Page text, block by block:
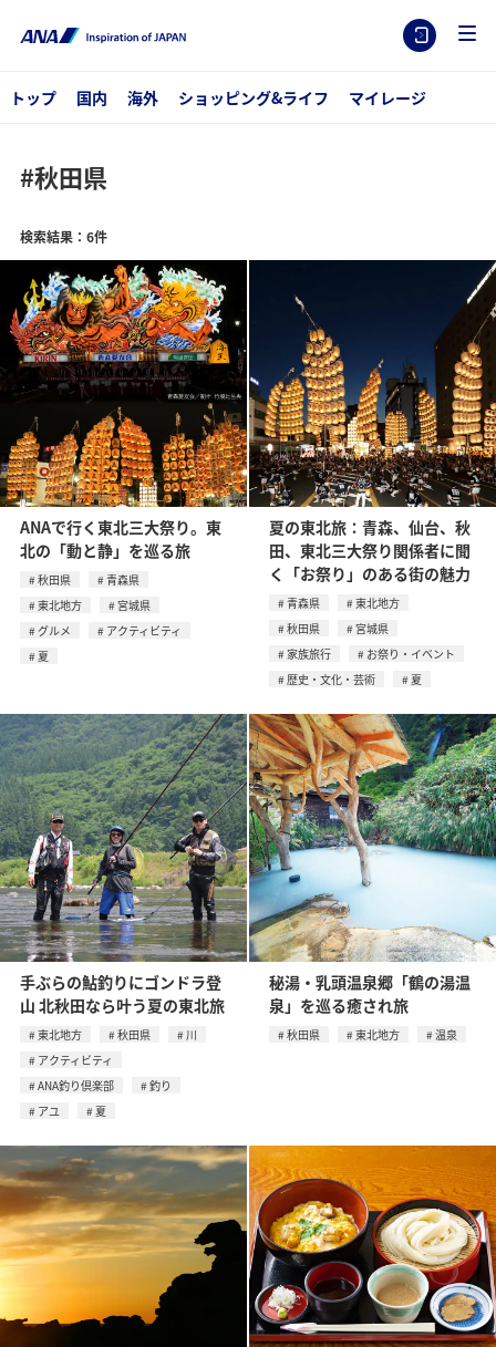
トップ 国内 海外 ショッピング&ライフ マイレージ
#秋田県
検索結果：6件
ANAで行く東北三大祭り。東
北の「動と静」を巡る旅
秋田県
青森県
東北地方
宮城県
グルメ
アクティビティ
夏
夏の東北旅：青森、仙台、秋
田、東北三大祭り関係者に聞
く「お祭り」のある街の魅力
青森県
東北地方
秋田県
宮城県
家族旅行
お祭り・イベント
歴史・文化・芸術
夏
手ぶらの鮎釣りにゴンドラ登
山 北秋田なら叶う夏の東北旅
東北地方 秋田県
川
アクティビティ
ANA釣り倶楽部
釣り
アユ
夏
秘湯・乳頭温泉郷「鶴の湯温
泉」を巡る癒され旅
秋田県 東北地方 温泉